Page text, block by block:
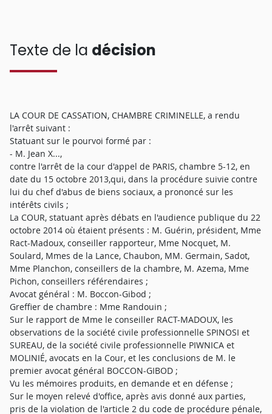
Texte de la décision
LA COUR DE CASSATION, CHAMBRE CRIMINELLE, a rendu
l'arrêt suivant :
Statuant sur le pourvoi formé par :
- M. Jean X...,
contre l'arrêt de la cour d'appel de PARIS, chambre 5-12, en
date du 15 octobre 2013,qui, dans la procédure suivie contre
lui du chef d'abus de biens sociaux, a prononcé sur les
intérêts civils ;
La COUR, statuant après débats en l'audience publique du 22
octobre 2014 où étaient présents : M. Guérin, président, Mme
Ract-Madoux, conseiller rapporteur, Mme Nocquet, M.
Soulard, Mmes de la Lance, Chaubon, MM. Germain, Sadot,
Mme Planchon, conseillers de la chambre, M. Azema, Mme
Pichon, conseillers référendaires ;
Avocat général : M. Boccon-Gibod ;
Greffier de chambre : Mme Randouin ;
Sur le rapport de Mme le conseiller RACT-MADOUX, les
observations de la société civile professionnelle SPINOSI et
SUREAU, de la société civile professionnelle PIWNICA et
MOLINIÉ, avocats en la Cour, et les conclusions de M. le
premier avocat général BOCCON-GIBOD ;
Vu les mémoires produits, en demande et en défense ;
Sur le moyen relevé d'office, après avis donné aux parties,
pris de la violation de l'article 2 du code de procédure pénale,